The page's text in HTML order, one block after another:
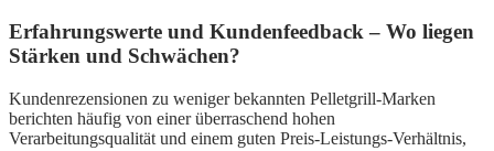
Erfahrungswerte und Kundenfeedback – Wo liegen
Stärken und Schwächen?
Kundenrezensionen zu weniger bekannten Pelletgrill-Marken
berichten häufig von einer überraschend hohen
Verarbeitungsqualität und einem guten Preis-Leistungs-Verhältnis,